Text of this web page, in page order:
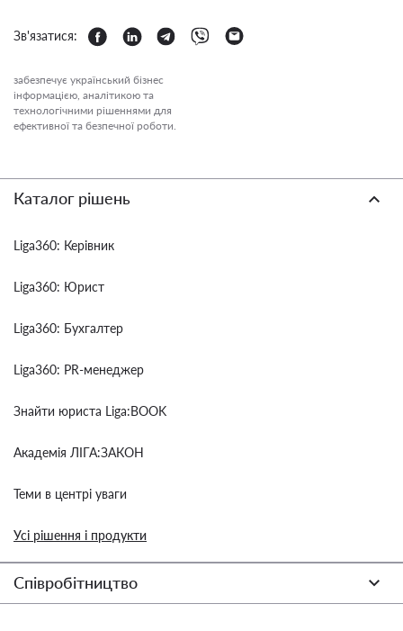
Зв'язатися:
забезпечує український бізнес
інформацією, аналітикою та
технологічними рішеннями для
ефективної та безпечної роботи.
Каталог рішень
Liga360: Керівник
Liga360: Юрист
Liga360: Бухгалтер
Liga360: PR-менеджер
Знайти юриста Liga:BOOK
Академія ЛІГА:ЗАКОН
Теми в центрі уваги
Усі рішення і продукти
Співробітництво